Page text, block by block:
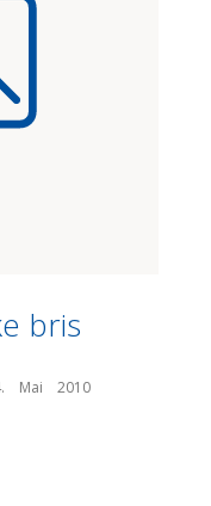
bris
Mai    2010